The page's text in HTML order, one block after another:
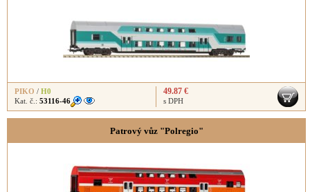
PIKO / H0
Kat. č.: 53116-46
49.87 €
s DPH
Patrový vůz "Polregio"